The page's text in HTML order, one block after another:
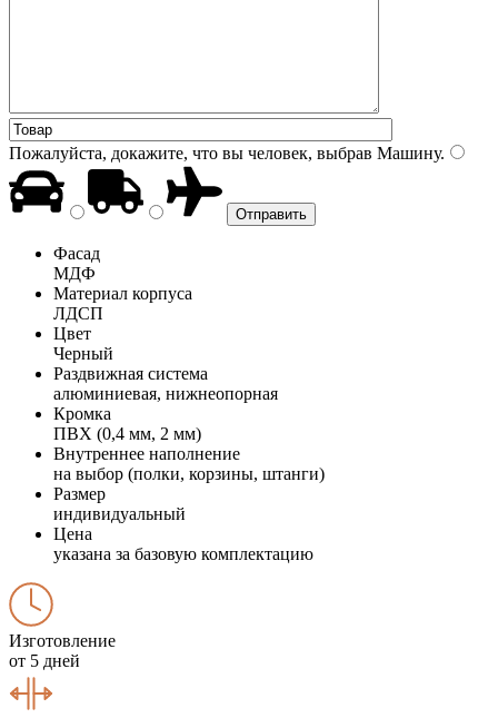
Пожалуйста, докажите, что вы человек, выбрав Машину.
Фасад
МДФ
Материал корпуса
ЛДСП
Цвет
Черный
Раздвижная система
алюминиевая, нижнеопорная
Кромка
ПВХ (0,4 мм, 2 мм)
Внутреннее наполнение
на выбор (полки, корзины, штанги)
Размер
индивидуальный
Цена
указана за базовую комплектацию
Изготовление
от 5 дней